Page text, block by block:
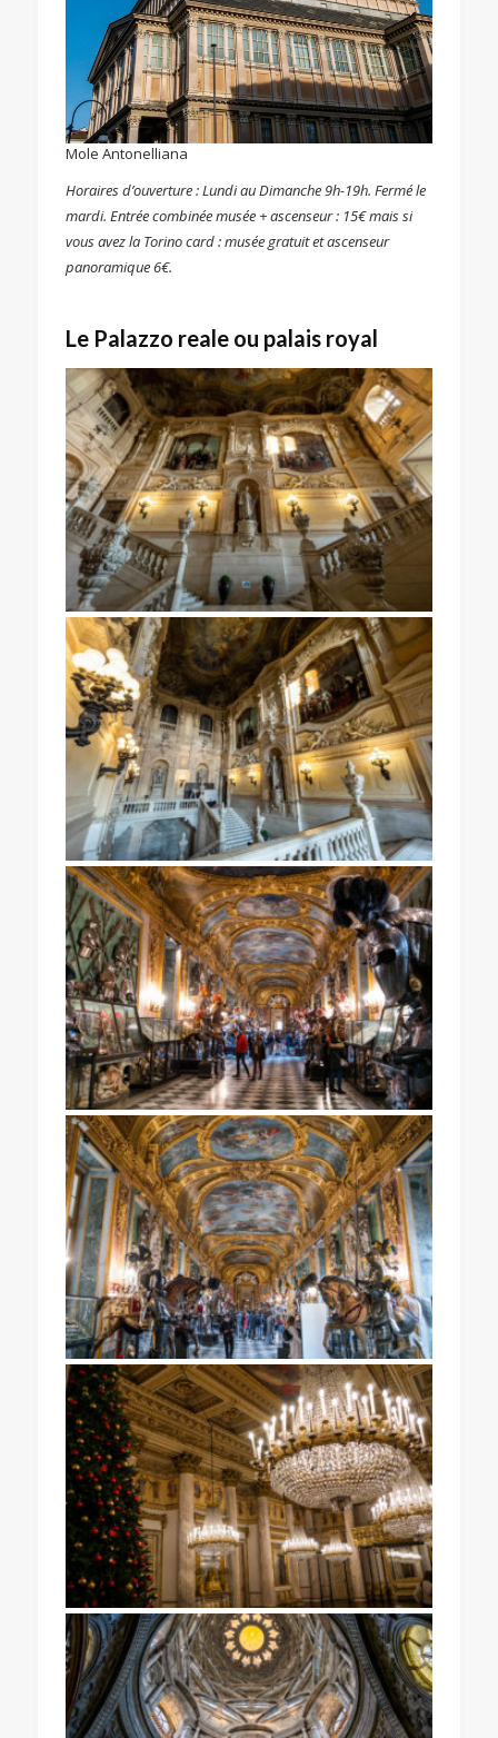
Mole Antonelliana
Horaires d’ouverture : Lundi au Dimanche 9h-19h. Fermé le
mardi. Entrée combinée musée + ascenseur : 15€ mais si
vous avez la Torino card : musée gratuit et ascenseur
panoramique 6€.
Le Palazzo reale ou palais royal